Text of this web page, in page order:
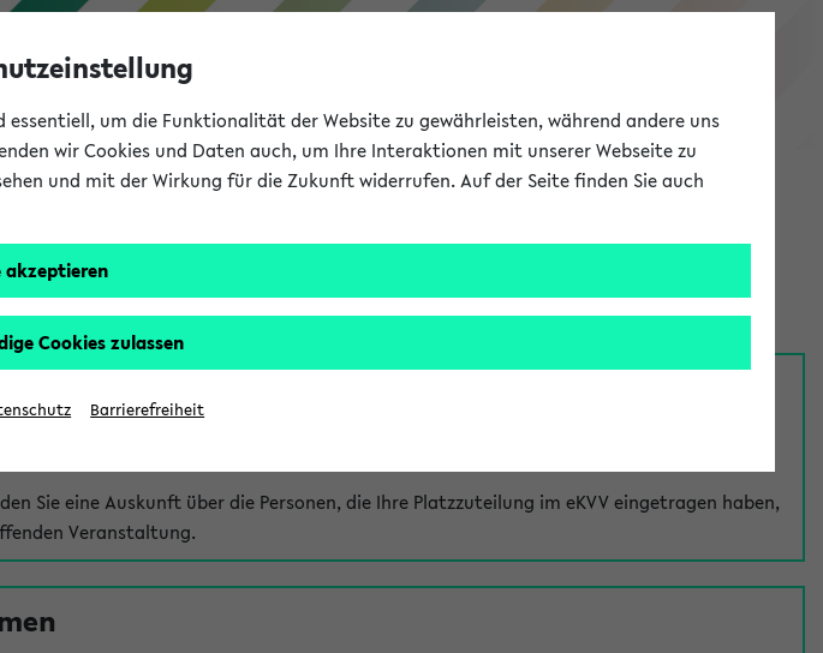
eKVV
Sie eine Auskunft über die Personen, die Ihre Platzzuteilung im eKVV eingetragen haben,
Veranstaltung.
essentiell, um die Funktionalität der Website zu gewährleisten, während andere uns
wir Cookies und Daten auch, um Ihre Interaktionen mit unserer Webseite zu
und mit der Wirkung für die Zukunft widerrufen. Auf der Seite finden Sie auch
akzeptieren
Cookies zulassen
Barrierefreiheit